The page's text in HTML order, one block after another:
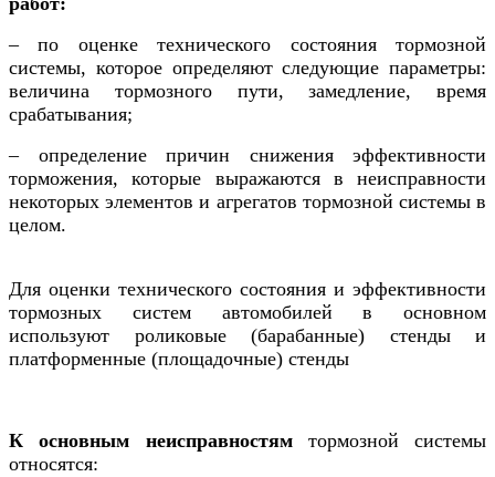
– по оценке технического состояния тормозной
системы, которое определяют следующие параметры:
величина тормозного пути, замедление, время
срабатывания;
– определение причин снижения эффективности
торможения, которые выражаются в неисправности
некоторых элементов и агрегатов тормозной системы в
целом.
Для оценки технического состояния и эффективности
тормозных систем автомобилей в основном
используют роликовые (барабанные) стенды и
платформенные (площадочные) стенды
К основным неисправностямтормозной системы
относятся: